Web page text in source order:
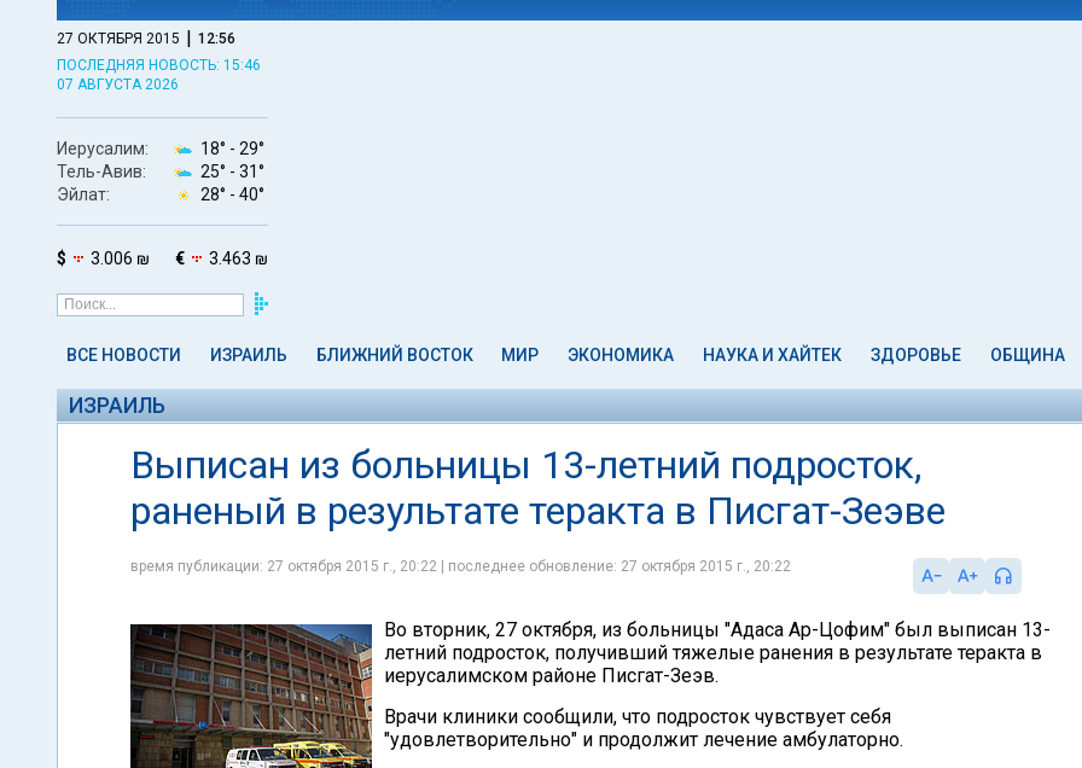
27 ОКТЯБРЯ 2015 | 12:56
ПОСЛЕДНЯЯ НОВОСТЬ: 15:46
07 АВГУСТА 2026
Иерусалим: 18° - 29°
Тель-Авив:
25° - 31°
Эйлат:
28° - 40°
$ 3.006 ₪ € 3.463 ₪
ВСЕ НОВОСТИ ИЗРАИЛЬ БЛИЖНИЙ ВОСТОК МИР ЭКОНОМИКА НАУКА И ХАЙТЕК ЗДОРОВЬЕ ОБЩИНА
ИЗРАИЛЬ
Выписан из больницы 13-летний подросток,
раненый в результате теракта в Писгат-Зеэве
время публикации: 27 октября 2015 г., 20:22 | последнее обновление: 27 октября 2015 г., 20:22
Во вторник, 27 октября, из больницы "Адаса Ар-Цофим" был выписан 13-
летний подросток, получивший тяжелые ранения в результате теракта в
иерусалимском районе Писгат-Зеэв.
Врачи клиники сообщили, что подросток чувствует себя
"удовлетворительно" и продолжит лечение амбулаторно.